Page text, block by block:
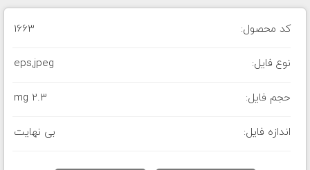
کد محصول: 1663
نوع فایل: eps,jpeg
حجم فایل: 2.3 mg
اندازه فایل: بی نهایت